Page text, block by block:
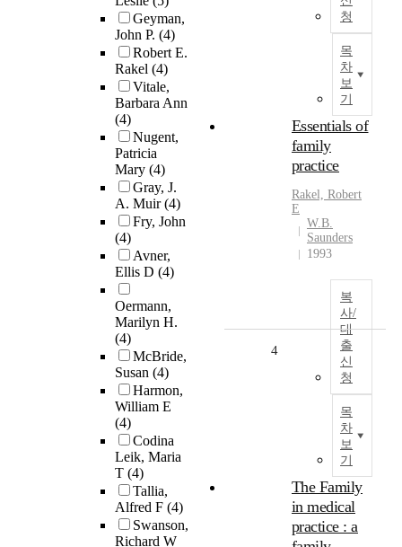
Geyman,
John P. (4)
Robert E.
Rakel (4)
Vitale,
Barbara Ann
(4)
Nugent,
Patricia
Mary (4)
Gray, J.
A. Muir(4)
Fry, John
(4)
Avner,
Ellis D (4)
Oermann,
Marilyn H.
(4)
McBride,
Susan (4)
Harmon,
William E
(4)
Codina
Leik, Maria
T (4)
Tallia,
Alfred F (4)
Swanson,
Richard W
청
목
차
보
기
Essentials of
family
practice
Rakel, Robert
E
W.B.
Saunders
1993
복
사/
대
출
신
청
목
차
보
기
4
The Family
in medical
practice : a